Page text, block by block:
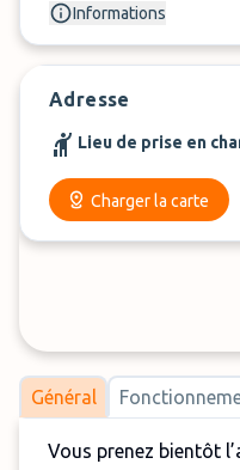
Informations
Adresse
Lieu de prise en
Charger la carte
Général
Vous prenez bientôt